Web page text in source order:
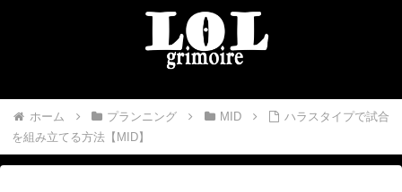
ホーム プランニング MID
ハラスタイプで試合
を組み立てる方法【MID】